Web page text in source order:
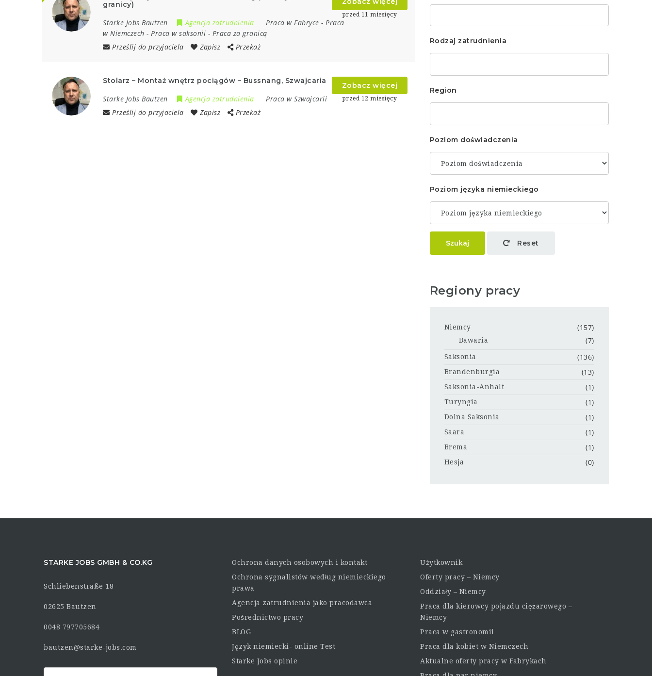
granicy)
Starke Jobs Bautzen Agencja zatrudnienia Praca w Fabryce - Praca
w Niemczech - Praca w saksonii - Praca za granicą
Prześlij do przyjaciela
Zapisz Przekaż
przed 11 miesięcy
Stolarz – Montaż wnętrz pociągów – Bussnang, Szwajcaria
Starke Jobs Bautzen Agencja zatrudnienia
Praca w Szwajcarii
Prześlij do przyjaciela
Zapisz Przekaż
Zobacz więcej
przed 12 miesięcy
Rodzaj zatrudnienia
Region
Poziom doświadczenia
Poziom języka niemieckiego
Szukaj Reset
Regiony pracy
Niemcy (157)
Bawaria (7)
Saksonia (136)
Brandenburgia (13)
Saksonia-Anhalt (1)
Turyngia (1)
Dolna Saksonia (1)
Saara (1)
Brema (1)
Hesja (0)
STARKE JOBS GMBH & CO.KG
Schliebenstraße 18
02625 Bautzen
0048 797705684
bautzen@starke-jobs.com
Ochrona danych osobowych i kontakt
Ochrona sygnalistów według niemieckiego
prawa
Agencja zatrudnienia jako pracodawca
Pośrednictwo pracy
BLOG
Język niemiecki- online Test
Starke Jobs opinie
Użytkownik
Oferty pracy – Niemcy
Oddziały – Niemcy
Praca dla kierowcy pojazdu ciężarowego –
Niemcy
Praca w gastronomii
Praca dla kobiet w Niemczech
Aktualne oferty pracy w Fabrykach